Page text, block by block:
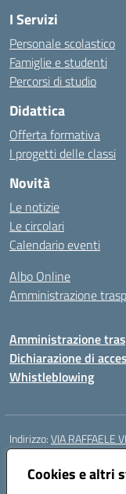
Cookies e altri
I Servizi
Personale scolastico
Famiglie e studenti
Percorsi di studio
Didattica
Offerta formativa
I progetti delle classi
Novità
Le notizie
Le circolari
Calendario eventi
Albo Online
Amministrazione
Amministrazione
Dichiarazione di
Whistleblowing
Indirizzo:VIA RAFFAELE
Centralino:
Posta elettronica